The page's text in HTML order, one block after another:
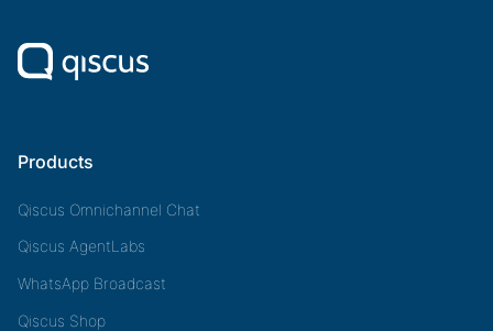
Products
Qiscus Omnichannel Chat
Qiscus AgentLabs
WhatsApp Broadcast
Qiscus Shop